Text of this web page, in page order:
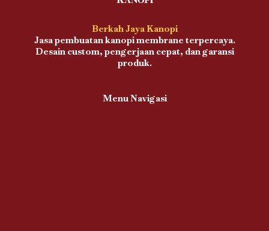
Berkah Jaya Kanopi
Jasa pembuatan kanopi membrane terpercaya.
Desain custom, pengerjaan cepat, dan garansi
produk.
Menu Navigasi